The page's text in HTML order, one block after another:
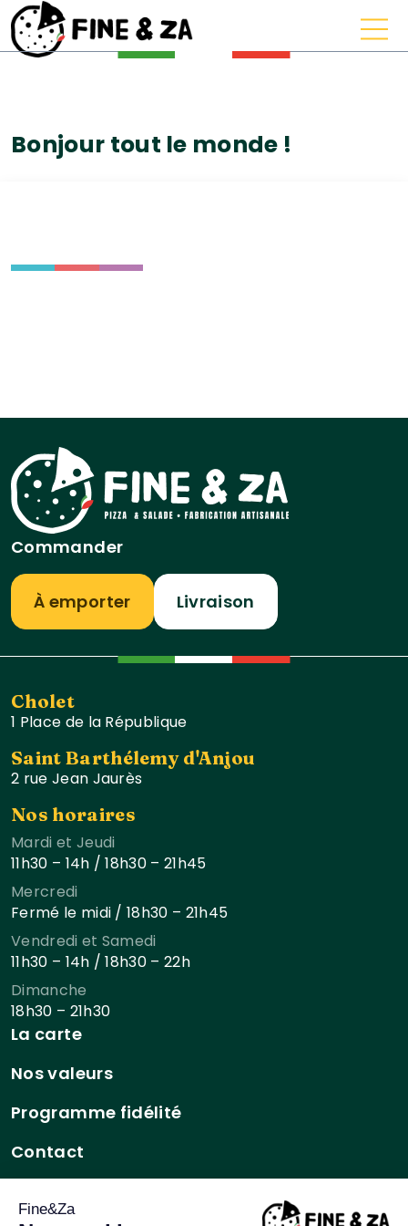
Bonjour tout le monde !
Commander
À emporter Livraison
Cholet
1 Place de la République
Saint Barthélemy d'Anjou
2 rue Jean Jaurès
Nos horaires
Mardi et Jeudi
11h30 – 14h / 18h30 – 21h45
Mercredi
Fermé le midi / 18h30 – 21h45
Vendredi et Samedi
11h30 – 14h / 18h30 – 22h
Dimanche
18h30 – 21h30
La carte
Nos valeurs
Programme fidélité
Contact